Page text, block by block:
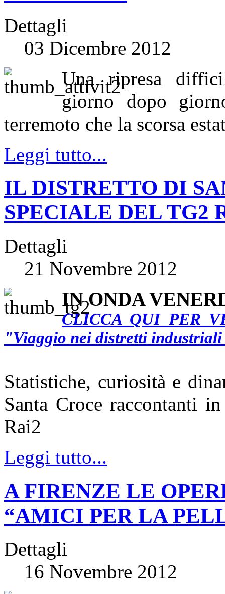
Dettagli
03 Dicembre 2012
Una ripresa
giorno dopo
terremoto che la scorsa
Leggi tutto...
IL DISTRETTO DI
SPECIALE DEL TG2
Dettagli
21 Novembre 2012
IN ONDA
CLICCA QUI PER
"Viaggio nei distretti
Statistiche, curiosità e
Santa Croce raccontanti
Rai2
Leggi tutto...
A FIRENZE LE
“AMICI PER LA
Dettagli
16 Novembre 2012